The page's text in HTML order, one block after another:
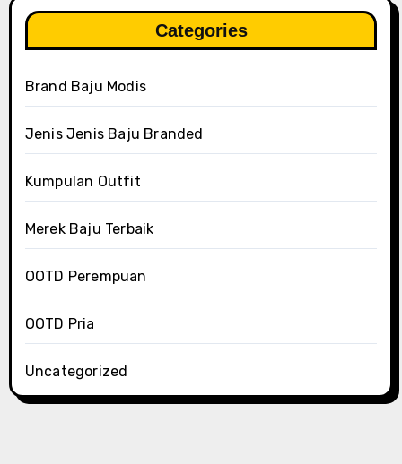
Categories
Brand Baju Modis
Jenis Jenis Baju Branded
Kumpulan Outfit
Merek Baju Terbaik
OOTD Perempuan
OOTD Pria
Uncategorized